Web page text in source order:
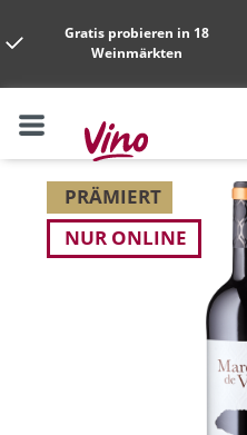
Gratis probieren in 18
Weinmärkten
PRÄMIERT
NUR ONLINE
Bildergalerie überspringen